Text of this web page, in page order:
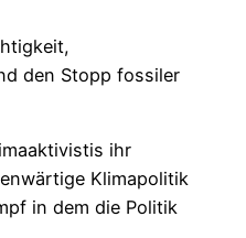
den Stopp fossiler
ihr
Klimapolitik
in dem die Politik